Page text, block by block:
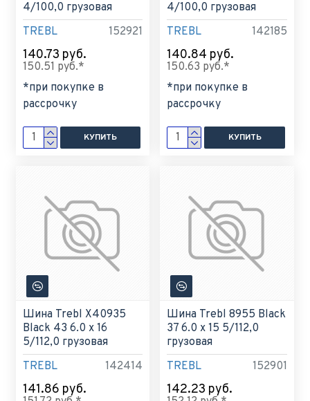
TREBL 152921
4/100,0 грузовая
140.73 руб.
150.51 руб.*
*при покупке в
рассрочку
КУПИТЬ
TREBL 142185
4/100,0 грузовая
140.84 руб.
150.63 руб.*
*при покупке в
рассрочку
КУПИТЬ
TREBL 142414
Шина Trebl X40935
Black 43 6.0 x 16
5/112,0 грузовая
141.86 руб.
TREBL 152901
Шина Trebl 8955 Black
37 6.0 x 15 5/112,0
грузовая
142.23 руб.